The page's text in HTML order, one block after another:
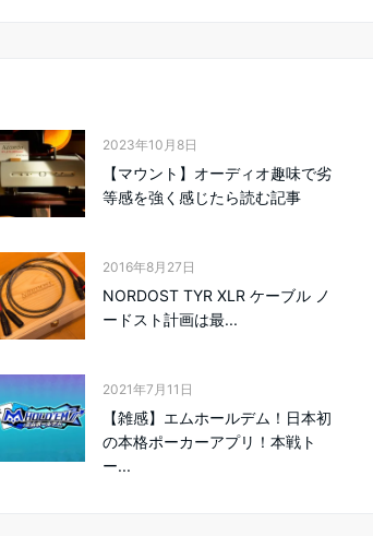
2023年10月8日
【マウント】オーディオ趣味で劣
等感を強く感じたら読む記事
2016年8月27日
NORDOST TYR XLR ケーブル ノ
ードスト計画は最...
2021年7月11日
【雑感】エムホールデム！日本初
の本格ポーカーアプリ！本戦ト
ー...